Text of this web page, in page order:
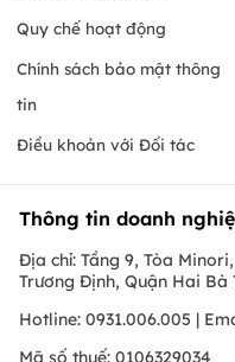
Quy chế hoạt động
Chính sách bảo mật thông
tin
Điều khoản với Đối tác
Thông tin doanh
Địa chỉ: Tầng 9, Tòa
Trương Định, Quận Hai Bà
Hotline: 0931.006.005 |
Mã số thuế: 0106329034